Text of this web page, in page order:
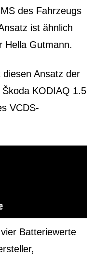
des Fahrzeugs
ist ähnlich
Hella Gutmann.
diesen Ansatz der
KODIAQ 1.5
VCDS-
Batteriewerte